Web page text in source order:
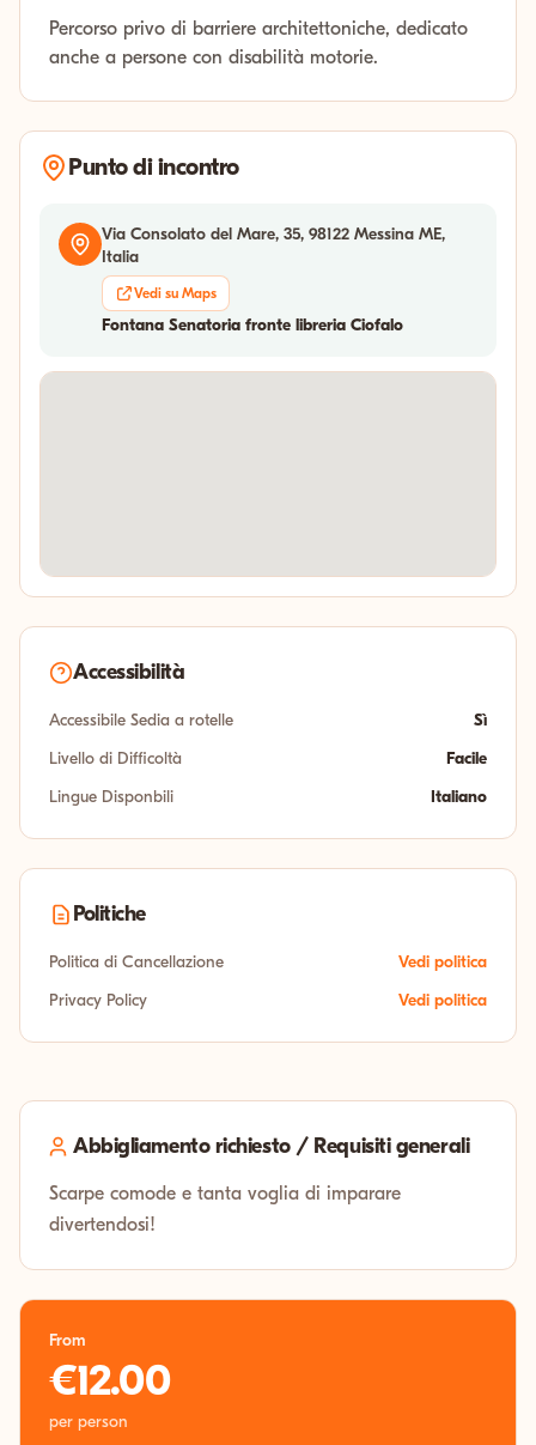
Percorso privo di barriere architettoniche, dedicato
anche a persone con disabilità motorie.
Punto di incontro
Via Consolato del Mare, 35, 98122 Messina ME,
Italia
Vedi su Maps
Fontana Senatoria fronte libreria Ciofalo
Accessibilità
Accessibile Sedia a rotelle
Sì
Livello di Difficoltà
Facile
Lingue Disponbili
Italiano
Politiche
Politica di Cancellazione
Vedi politica
Privacy Policy
Vedi politica
Abbigliamento richiesto / Requisiti generali
Scarpe comode e tanta voglia di imparare
divertendosi!
From
€12.00
per person